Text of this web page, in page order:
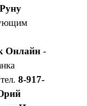
Руну
Онлайн -
8-917-